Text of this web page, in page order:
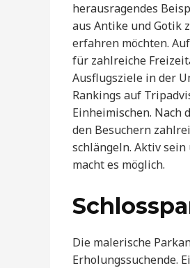
herausragendes
aus Antike und Gotik
erfahren möchten.
für zahlreiche
Ausflugsziele in der
Rankings auf
Einheimischen. Nach
den Besuchern
schlängeln. Aktiv
macht es möglich.
Die malerische
Erholungssuchende.